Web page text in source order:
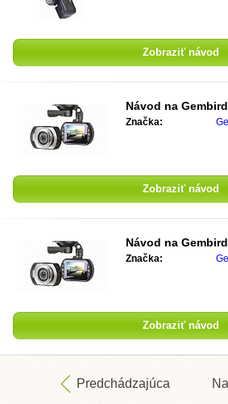
Zobraziť návod
Návod na
Značka:
Zobraziť návod
Návod na
Značka:
Zobraziť návod
Predchádzajúca